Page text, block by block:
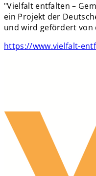
"Vielfalt entfalten –
ein Projekt der
und wird gefördert
https://www.vielfalt-